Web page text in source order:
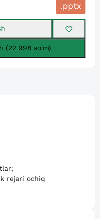
.pptx
(22 998 so'm)
rejari ochiq